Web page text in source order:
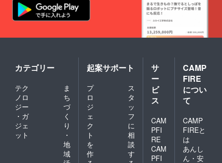
カテゴリー
テク
ノロ
ジー
・ガ
ジェ
ット
ま
ち
づ
く
り
・
地
域
起案サポート
プ
ロ
ジ
ェ
ク
ト
を
作
ス
タ
ッ
フ
に
相
談
す
サ
ー
ビ
ス
CAM
PFI
RE
CAM
PFI
CAMP
FIRE
につい
て
CAMP
FIREと
は
あんし
ん・安